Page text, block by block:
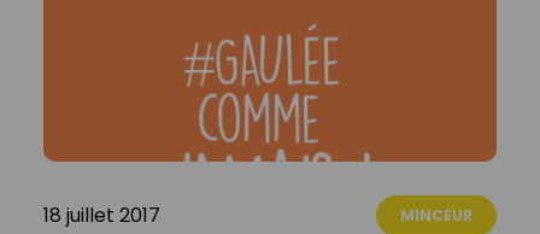
18 juillet 2017 MINCEUR